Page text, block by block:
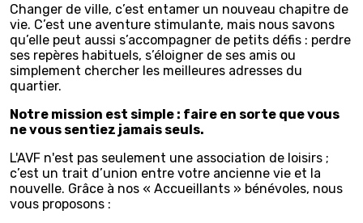
Changer de ville, c’est entamer un nouveau chapitre de
vie. C’est une aventure stimulante, mais nous savons
qu’elle peut aussi s’accompagner de petits défis : perdre
ses repères habituels, s’éloigner de ses amis ou
simplement chercher les meilleures adresses du
quartier.
Notre mission est simple : faire en sorte que vous
ne vous sentiez jamais seuls.
L'AVF n'est pas seulement une association de loisirs ;
c’est un trait d’union entre votre ancienne vie et la
nouvelle. Grâce à nos « Accueillants » bénévoles, nous
vous proposons :